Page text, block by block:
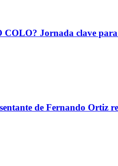
Jornada clave
de Fernando Ortiz